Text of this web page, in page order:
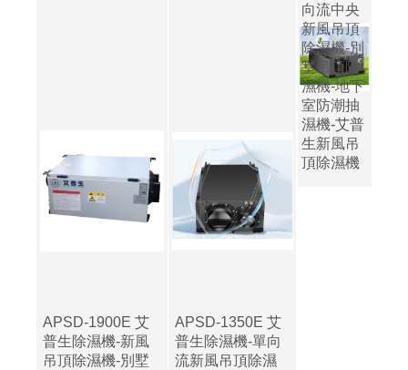
APSD-1900E 艾
普生除濕機-新風
吊頂除濕機-別墅
APSD-1350E 艾
普生除濕機-單向
流新風吊頂除濕
向流中央
新風吊頂
除濕機-別
墅吊頂除
濕機-地下
室防潮抽
濕機-艾普
生新風吊
頂除濕機